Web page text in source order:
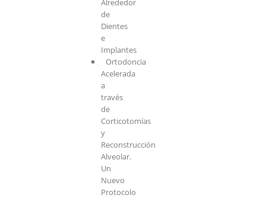
de
Dientes
e
Implantes
Ortodoncia
Acelerada
a
través
de
Corticotomías
y
Reconstrucción
Alveolar.
Un
Nuevo
Protocolo